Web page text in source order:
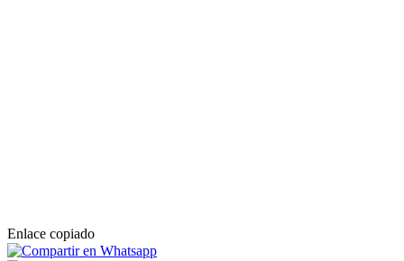
Enlace copiado